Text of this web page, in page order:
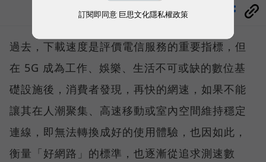
過去，下載速度是評價電信服務的重要指標，但
在 5G 成為工作、娛樂、生活不可或缺的數位基
礎設施後，消費者發現，再快的網速，如果不能
讓其在人潮聚集、高速移動或室內空間維持穩定
連線，即無法轉換成好的使用體驗，也因如此，
衡量「好網路」的標準，也逐漸從追求測速數
訂閱即同意 巨思文化隱私權政策